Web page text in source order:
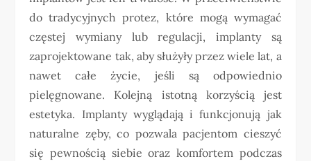
do tradycyjnych protez, które mogą wymagać
częstej wymiany lub regulacji, implanty są
zaprojektowane tak, aby służyły przez wiele lat, a
nawet całe życie, jeśli są odpowiednio
pielęgnowane. Kolejną istotną korzyścią jest
estetyka. Implanty wyglądają i funkcjonują jak
naturalne zęby, co pozwala pacjentom cieszyć
się pewnością siebie oraz komfortem podczas